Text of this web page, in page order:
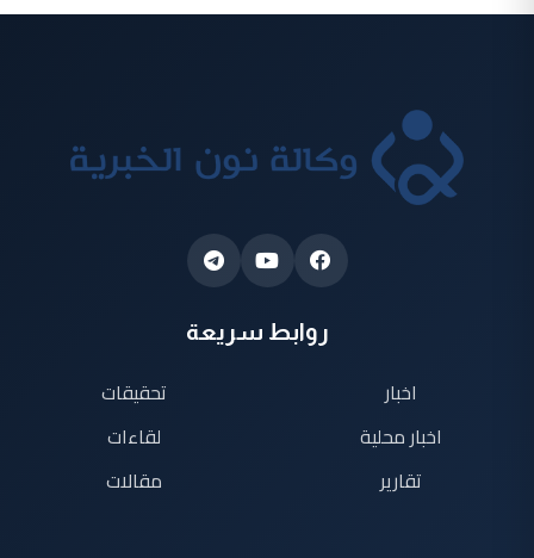
روابط سريعة
اخبار
اخبار محلية
تقارير
تحقيقات
لقاءات
مقالات